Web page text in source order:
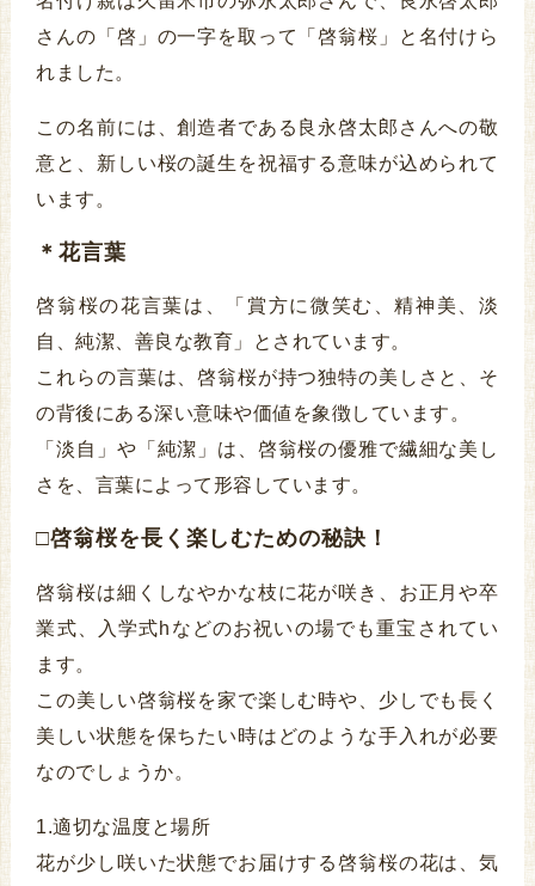
さんの「啓」の一字を取って「啓翁桜」と名付けら
れました。
この名前には、創造者である良永啓太郎さんへの敬
意と、新しい桜の誕生を祝福する意味が込められて
います。
＊花言葉
啓翁桜の花言葉は、「賞方に微笑む、精神美、淡
自、純潔、善良な教育」とされています。
これらの言葉は、啓翁桜が持つ独特の美しさと、そ
の背後にある深い意味や価値を象徴しています。
「淡自」や「純潔」は、啓翁桜の優雅で繊細な美し
さを、言葉によって形容しています。
□啓翁桜を長く楽しむための秘訣！
啓翁桜は細くしなやかな枝に花が咲き、お正月や卒
業式、入学式hなどのお祝いの場でも重宝されてい
ます。
この美しい啓翁桜を家で楽しむ時や、少しでも長く
美しい状態を保ちたい時はどのような手入れが必要
なのでしょうか。
1.適切な温度と場所
花が少し咲いた状態でお届けする啓翁桜の花は、気